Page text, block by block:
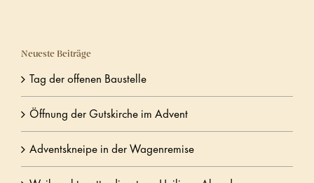
Neueste Beiträge
Tag der offenen Baustelle
Öffnung der Gutskirche im Advent
Adventskneipe in der Wagenremise